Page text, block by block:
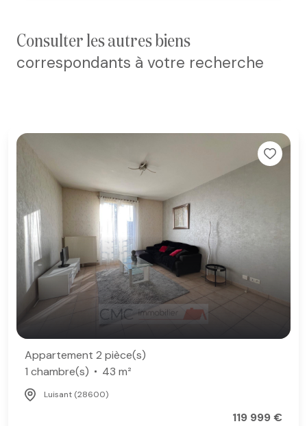
consulter les autres biens
correspondants à votre recherche
Appartement 2 pièce(s)
1 chambre(s)
43 m²
Luisant (28600)
119 999 €